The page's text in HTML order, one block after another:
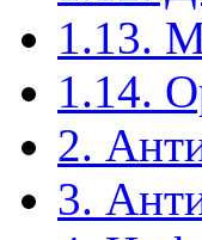
1.13.
1.14.
2.
3.